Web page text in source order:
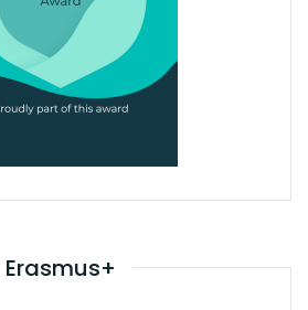
Erasmus+